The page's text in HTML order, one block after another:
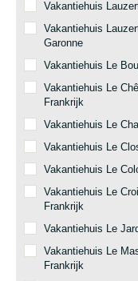
Vakantiehuis
Vakantiehuis
Garonne
Vakantiehuis Le
Vakantiehuis Le
Frankrijk
Vakantiehuis Le
Vakantiehuis Le
Vakantiehuis Le
Vakantiehuis Le
Frankrijk
Vakantiehuis Le
Vakantiehuis Le
Frankrijk